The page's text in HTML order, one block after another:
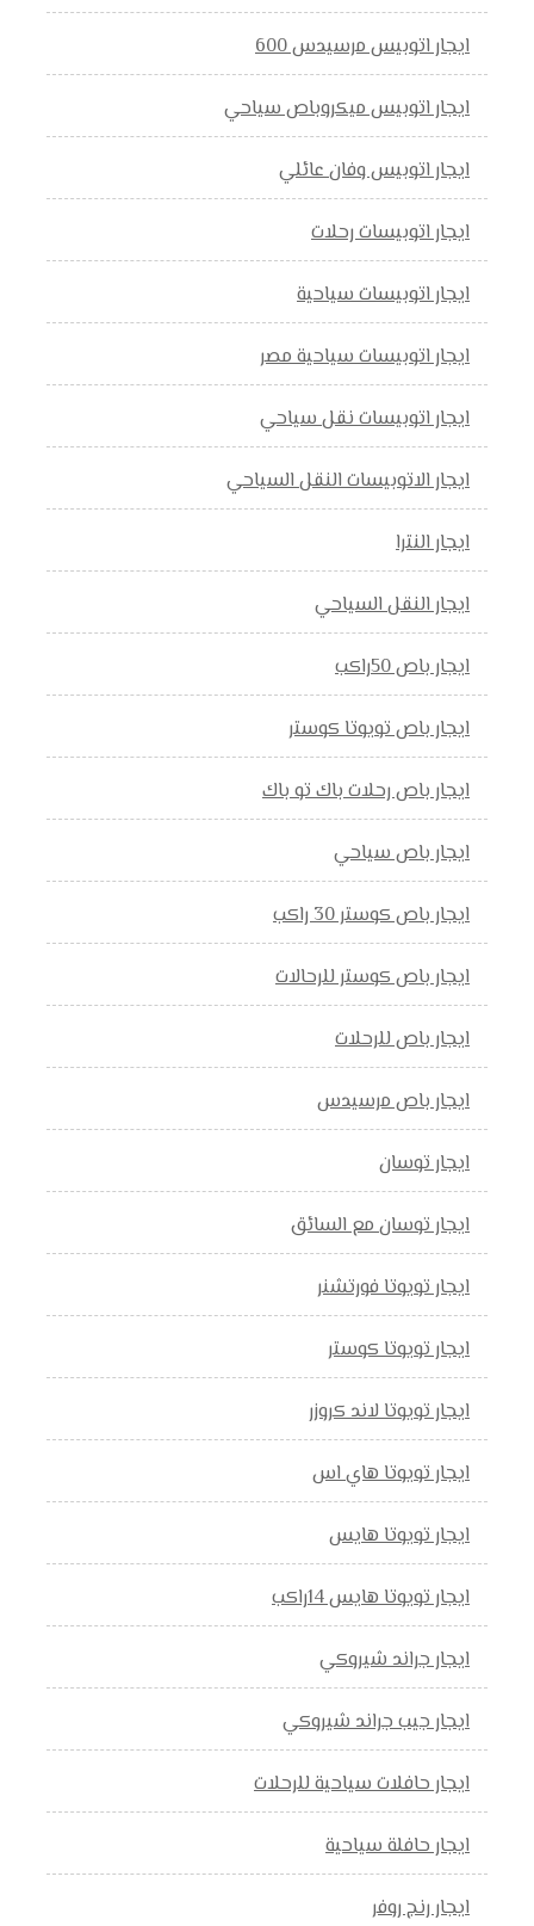
ايجار اتوبيس مرسيدس 600
ايجار اتوبيس ميكروباص سياحي
ايجار اتوبيس وفان عائلي
ايجار اتوبيسات رحلات
ايجار اتوبيسات سياحية
ايجار اتوبيسات سياحية مصر
ايجار اتوبيسات نقل سياحي
ايجار الاتوبيسات النقل السياحي
ايجار النترا
ايجار النقل السياحي
ايجار باص 50راكب
ايجار باص تويوتا كوستر
ايجار باص رحلات باك تو باك
ايجار باص سياحي
ايجار باص كوستر 30 راكب
ايجار باص كوستر للرحالات
ايجار باص للرحلات
ايجار باص مرسيدس
ايجار توسان
ايجار توسان مع السائق
ايجار تويوتا فورتشنر
ايجار تويوتا كوستر
ايجار تويوتا لاند كروزر
ايجار تويوتا هاي اس
ايجار تويوتا هايس
ايجار تويوتا هايس 14راكب
ايجار جراند شيروكي
ايجار جيب جراند شيروكي
ايجار حافلات سياحية للرحلات
ايجار حافلة سياحية
ايجار رنج روفر